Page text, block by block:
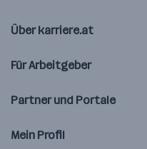
Über karriere.at
Für Arbeitgeber
Partner und Portale
Mein Profil